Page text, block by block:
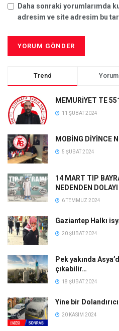
Daha sonraki yorumlarımda
adresim ve site adresim bu
Trend
MEMURİYET TE
11 ŞUBAT 2024
MOBİNG DİYİNCE
5 ŞUBAT 2024
14 MART TIP
NEDENDEN
6 TEMMUZ 2024
Gaziantep Halkı
20 ŞUBAT 2024
Pek yakında
çıkabilir…
18 ŞUBAT 2024
Yine bir
20 KASIM 2024